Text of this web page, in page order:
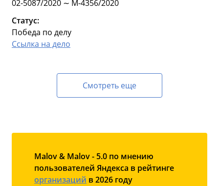
02-5087/2020 ∼ М-4356/2020
Статус:
Победа по делу
Ссылка на дело
Смотреть еще
Malov & Malov - 5.0 по мнению
пользователей Яндекса в рейтинге
организаций в 2026 году